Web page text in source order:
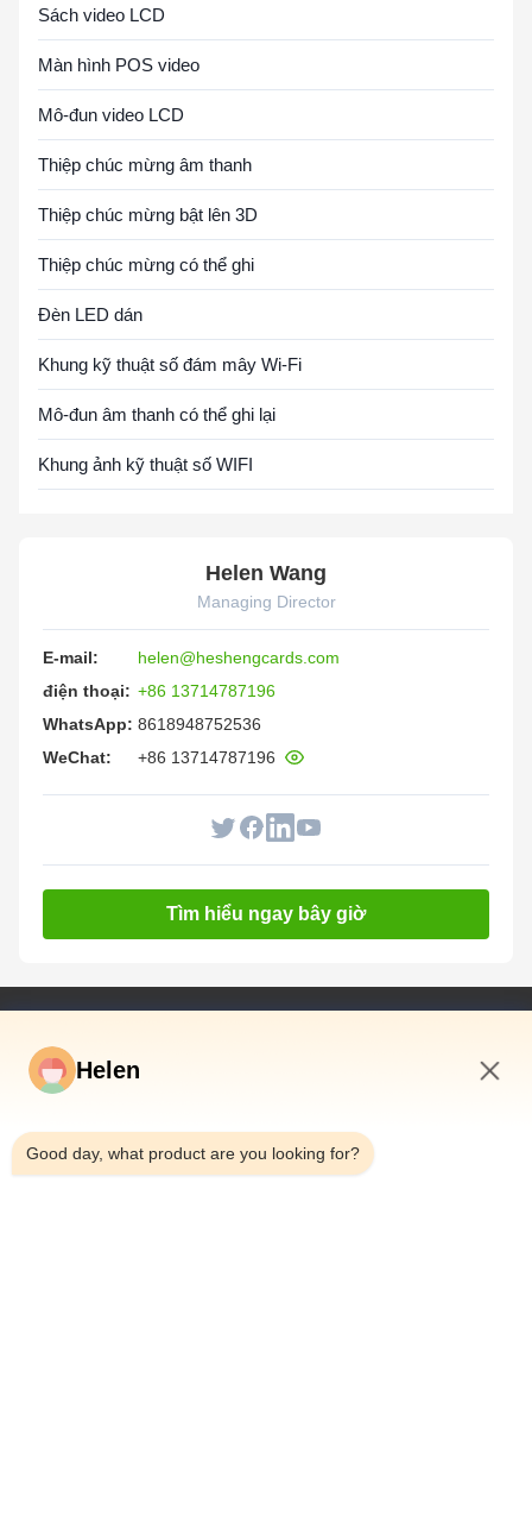
Sách video LCD
Màn hình POS video
Mô-đun video LCD
Thiệp chúc mừng âm thanh
Thiệp chúc mừng bật lên 3D
Thiệp chúc mừng có thể ghi
Đèn LED dán
Khung kỹ thuật số đám mây Wi-Fi
Mô-đun âm thanh có thể ghi lại
Khung ảnh kỹ thuật số WIFI
Helen Wang
Managing Director
E-mail:
helen@heshengcards.com
điện thoại: +86 13714787196
WhatsApp: 8618948752536
WeChat:
+86 13714787196
Tìm hiểu ngay bây giờ
Video
Về Chúng Tôi
Helen
Good day, what product are you looking for?